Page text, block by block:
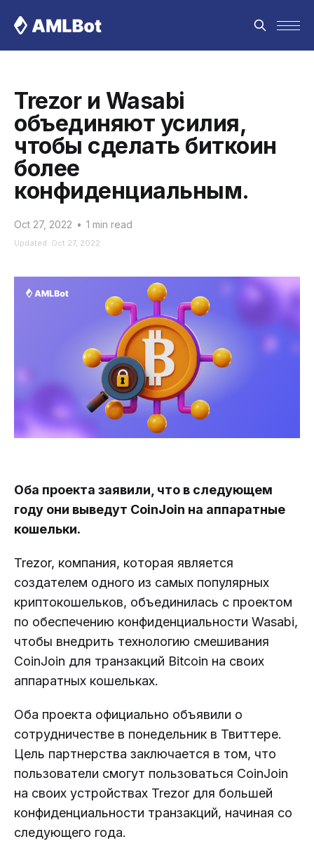
Trezor и Wasabi
объединяют усилия,
чтобы сделать биткоин
более
конфиденциальным.
Oct 27, 2022 • 1 min read
Updated: Oct 27, 2022
Оба проекта заявили, что в следующем
году они выведут CoinJoin на аппаратные
кошельки.
Trezor, компания, которая является
создателем одного из самых популярных
криптокошельков, объединилась с проектом
по обеспечению конфиденциальности Wasabi,
чтобы внедрить технологию смешивания
CoinJoin для транзакций Bitcoin на своих
аппаратных кошельках.
Оба проекта официально объявили о
сотрудничестве в понедельник в Твиттере.
Цель партнерства заключается в том, что
пользователи смогут пользоваться CoinJoin
на своих устройствах Trezor для большей
конфиденциальности транзакций, начиная со
следующего года.